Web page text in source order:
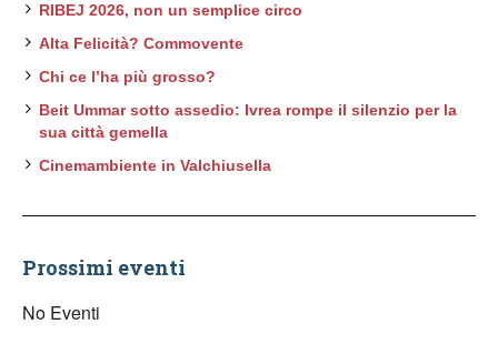
RIBEJ 2026, non un semplice circo
Alta Felicità? Commovente
Chi ce l’ha più grosso?
Beit Ummar sotto assedio: Ivrea rompe il silenzio per la
sua città gemella
Cinemambiente in Valchiusella
Prossimi eventi
No Eventi